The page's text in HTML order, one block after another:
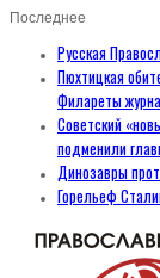
Последнее
Русская
Пюхтицкая
Филареты
Советский
подменили
Динозавры
Горельеф